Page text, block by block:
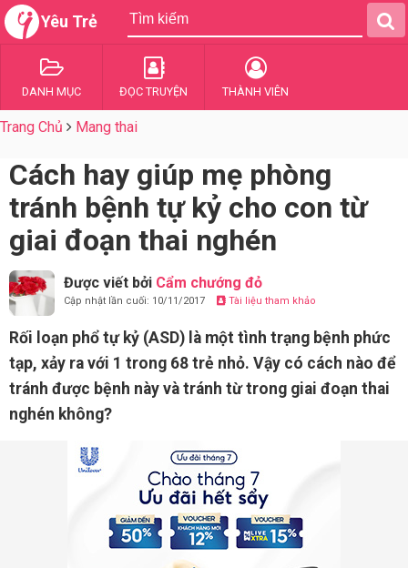
Yêu Trẻ
DANH MỤC ĐỌC TRUYỆN THÀNH VIÊN
Trang Chủ Mang thai
Cách hay giúp mẹ phòng
tránh bệnh tự kỷ cho con từ
giai đoạn thai nghén
Được viết bởi Cẩm chướng đỏ
Cập nhật lần cuối: 10/11/2017 Tài liệu tham khảo
Rối loạn phổ tự kỷ (ASD) là một tình trạng bệnh phức
tạp, xảy ra với 1 trong 68 trẻ nhỏ. Vậy có cách nào để
tránh được bệnh này và tránh từ trong giai đoạn thai
nghén không?